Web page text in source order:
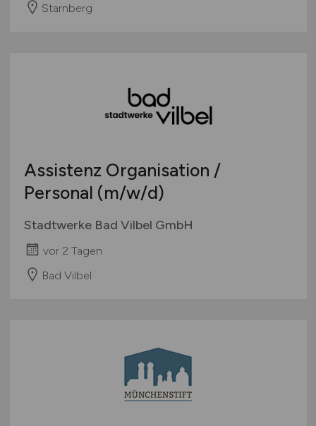
Starnberg
Assistenz Organisation /
Personal (m/w/d)
Stadtwerke Bad Vilbel GmbH
vor 2 Tagen
Bad Vilbel